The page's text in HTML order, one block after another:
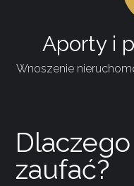
Aporty i
Wnoszenie
zaufać?